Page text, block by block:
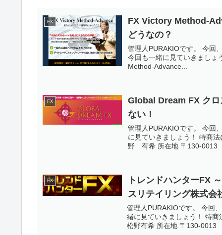
FX
FX Victory Method-
どうなの？
管理人PURAKIOです。 今回
今回も一緒に見ていきまし
Method-Advance...
FX
Global Dream FX ク
ない！
管理人PURAKIOです。 今回
に見ていきましょう！ 特商
野 有希 所在地 〒130-0013
FX
トレンドハンターFX
スリテイリング株式
管理人PURAKIOです。 今回
緒に見ていきましょう！ 特
松野有希 所在地 〒130-0013